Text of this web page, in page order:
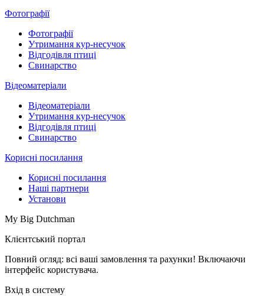
Фотографії
Фотографії
Утримання кур-несучок
Відгодівля птиці
Свинарство
Відеоматеріали
Відеоматеріали
Утримання кур-несучок
Відгодівля птиці
Свинарство
Корисні посилання
Корисні посилання
Наші партнери
Установи
My Big Dutchman
Клієнтський портал
Повний огляд: всі ваші замовлення та рахунки! Включаючи
інтерфейс користувача.
Вхід в систему